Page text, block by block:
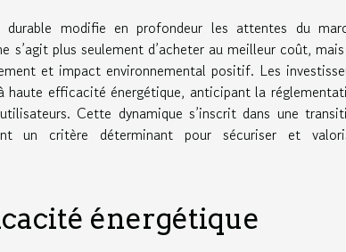
modifie en profondeur les attentes du
plus seulement d’acheter au meilleur coût,
et impact environnemental positif. Les
haute efficacité énergétique, anticipant la
Cette dynamique s’inscrit dans une
un critère déterminant pour sécuriser et
énergétique